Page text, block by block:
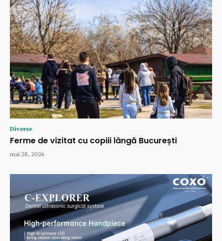
Diverse
Ferme de vizitat cu copiii lângă București
mai 28, 2026